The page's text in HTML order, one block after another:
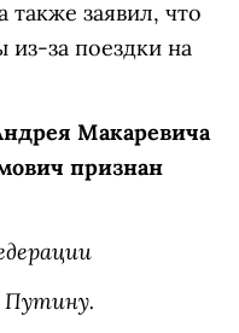
также заявил, что
из-за поездки на
Макаревича
признан
Путину.